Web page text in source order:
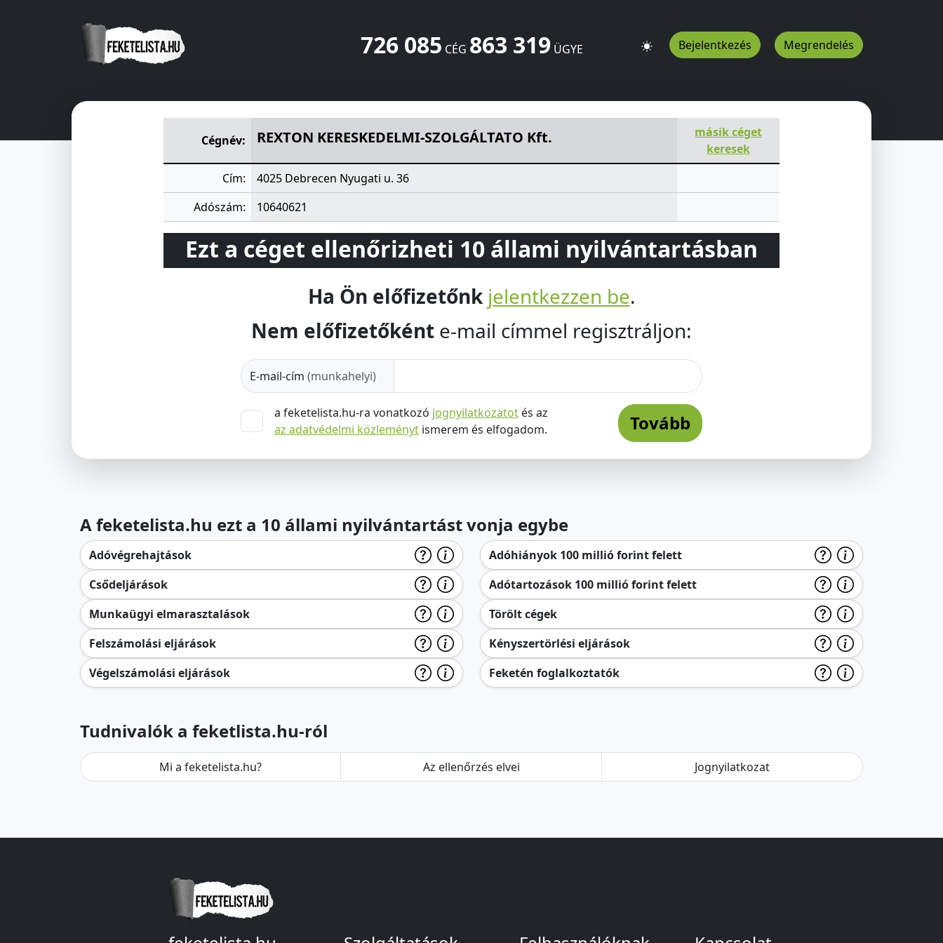
726 085 CÉG 863 319ÜGYE Bejelentkezés Megrendelés
Cégnév:
REXTON KERESKEDELMI-SZOLGÁLTATO Kft.
másik céget
keresek
Cím:
4025 Debrecen Nyugati u. 36
Adószám:
10640621
Ezt a céget ellenőrizheti 10 állami nyilvántartásban
Ha Ön előfizetőnk jelentkezzen be.
Nem előfizetőként e-mail címmel regisztráljon:
E-mail-cím (munkahelyi)
a feketelista.hu-ra vonatkozó jognyilatkozatotés az
az adatvédelmi közleménytismerem és elfogadom. Tovább
A feketelista.hu ezt a 10 állami nyilvántartást vonja egybe
Adóvégrehajtások
Csődeljárások
Munkaügyi elmarasztalások
Felszámolási eljárások
Végelszámolási eljárások
Adóhiányok 100 millió forint felett
Adótartozások 100 millió forint felett
Törölt cégek
Kényszertörlési eljárások
Feketén foglalkoztatók
Tudnivalók a feketlista.hu-ról
Mi a feketelista.hu? Az ellenőrzés elvei Jognyilatkozat